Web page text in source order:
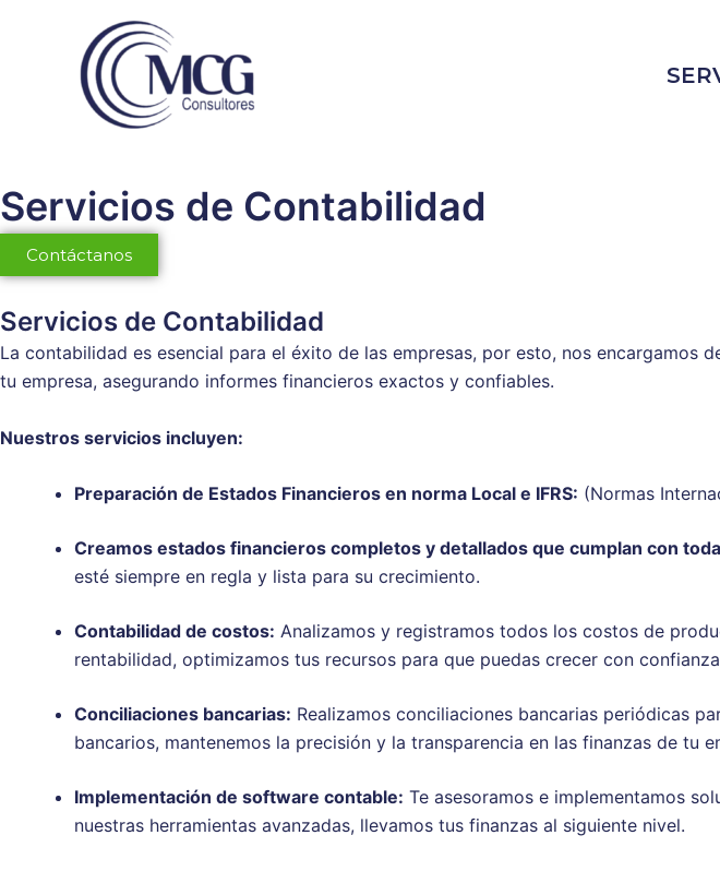
contenido
Servicios de Contabilidad
Contáctanos
Servicios de Contabilidad
La contabilidad es esencial para el éxito de las empresas, por esto, nos
tu empresa, asegurando informes financieros exactos y confiables.
Nuestros servicios incluyen:
Preparación de Estados Financieros en norma Local e IFRS: (Normas
Creamos estados financieros completos y detallados que cumplan con
esté siempre en regla y lista para su crecimiento.
Contabilidad de costos: Analizamos y registramos todos los costos de
rentabilidad, optimizamos tus recursos para que puedas crecer con
Conciliaciones bancarias: Realizamos conciliaciones bancarias periódicas
bancarios, mantenemos la precisión y la transparencia en las finanzas de tu
Implementación de software contable: Te asesoramos e implementamos
nuestras herramientas avanzadas, llevamos tus finanzas al siguiente nivel.